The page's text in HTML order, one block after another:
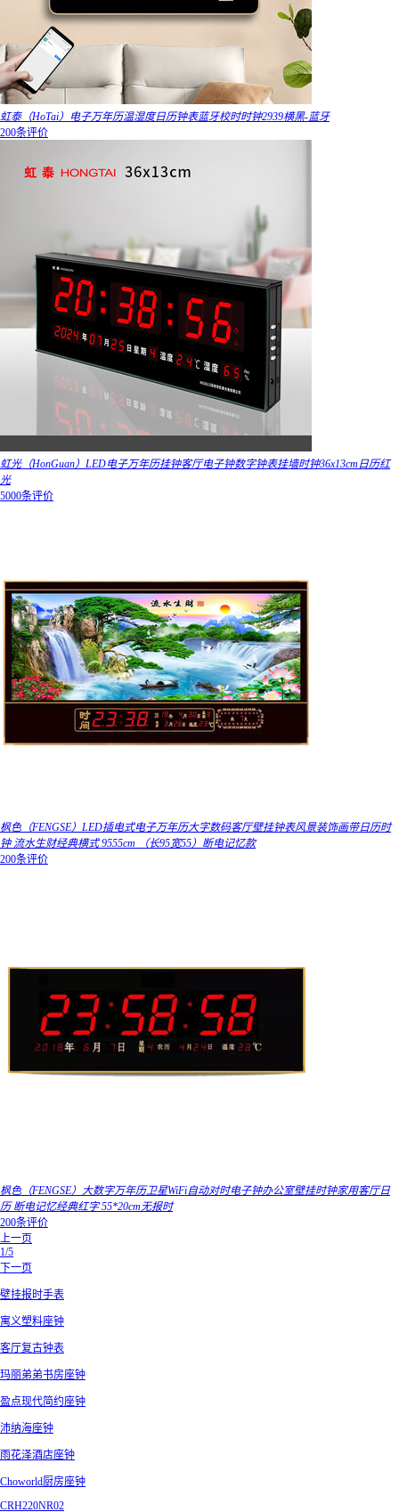
虹泰（HoTai）电子万年历温湿度日历钟表蓝牙校时时钟2939横黑-蓝牙
200条评价
虹光（HonGuan）LED电子万年历挂钟客厅电子钟数字钟表挂墙时钟36x13cm日历红
光
5000条评价
枫色（FENGSE）LED插电式电子万年历大字数码客厅壁挂钟表风景装饰画带日历时
钟 流水生财经典横式 9555cm （长95宽55）断电记忆款
200条评价
枫色（FENGSE）大数字万年历卫星WiFi自动对时电子钟办公室壁挂时钟家用客厅日
历 断电记忆经典红字 55*20cm无报时
200条评价
上一页
1/5
下一页
壁挂报时手表
寓义塑料座钟
客厅复古钟表
玛丽弟弟书房座钟
盈点现代简约座钟
沛纳海座钟
雨花泽酒店座钟
Choworld厨房座钟
CRH220NR02